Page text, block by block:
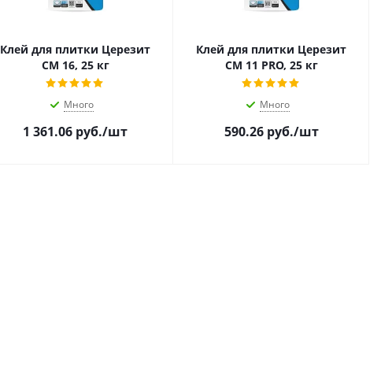
Клей для плитки Церезит
CM 16, 25 кг
Много
1 361.06 руб./шт
Клей для плитки Церезит
СМ 11 PRO, 25 кг
Много
590.26руб./шт